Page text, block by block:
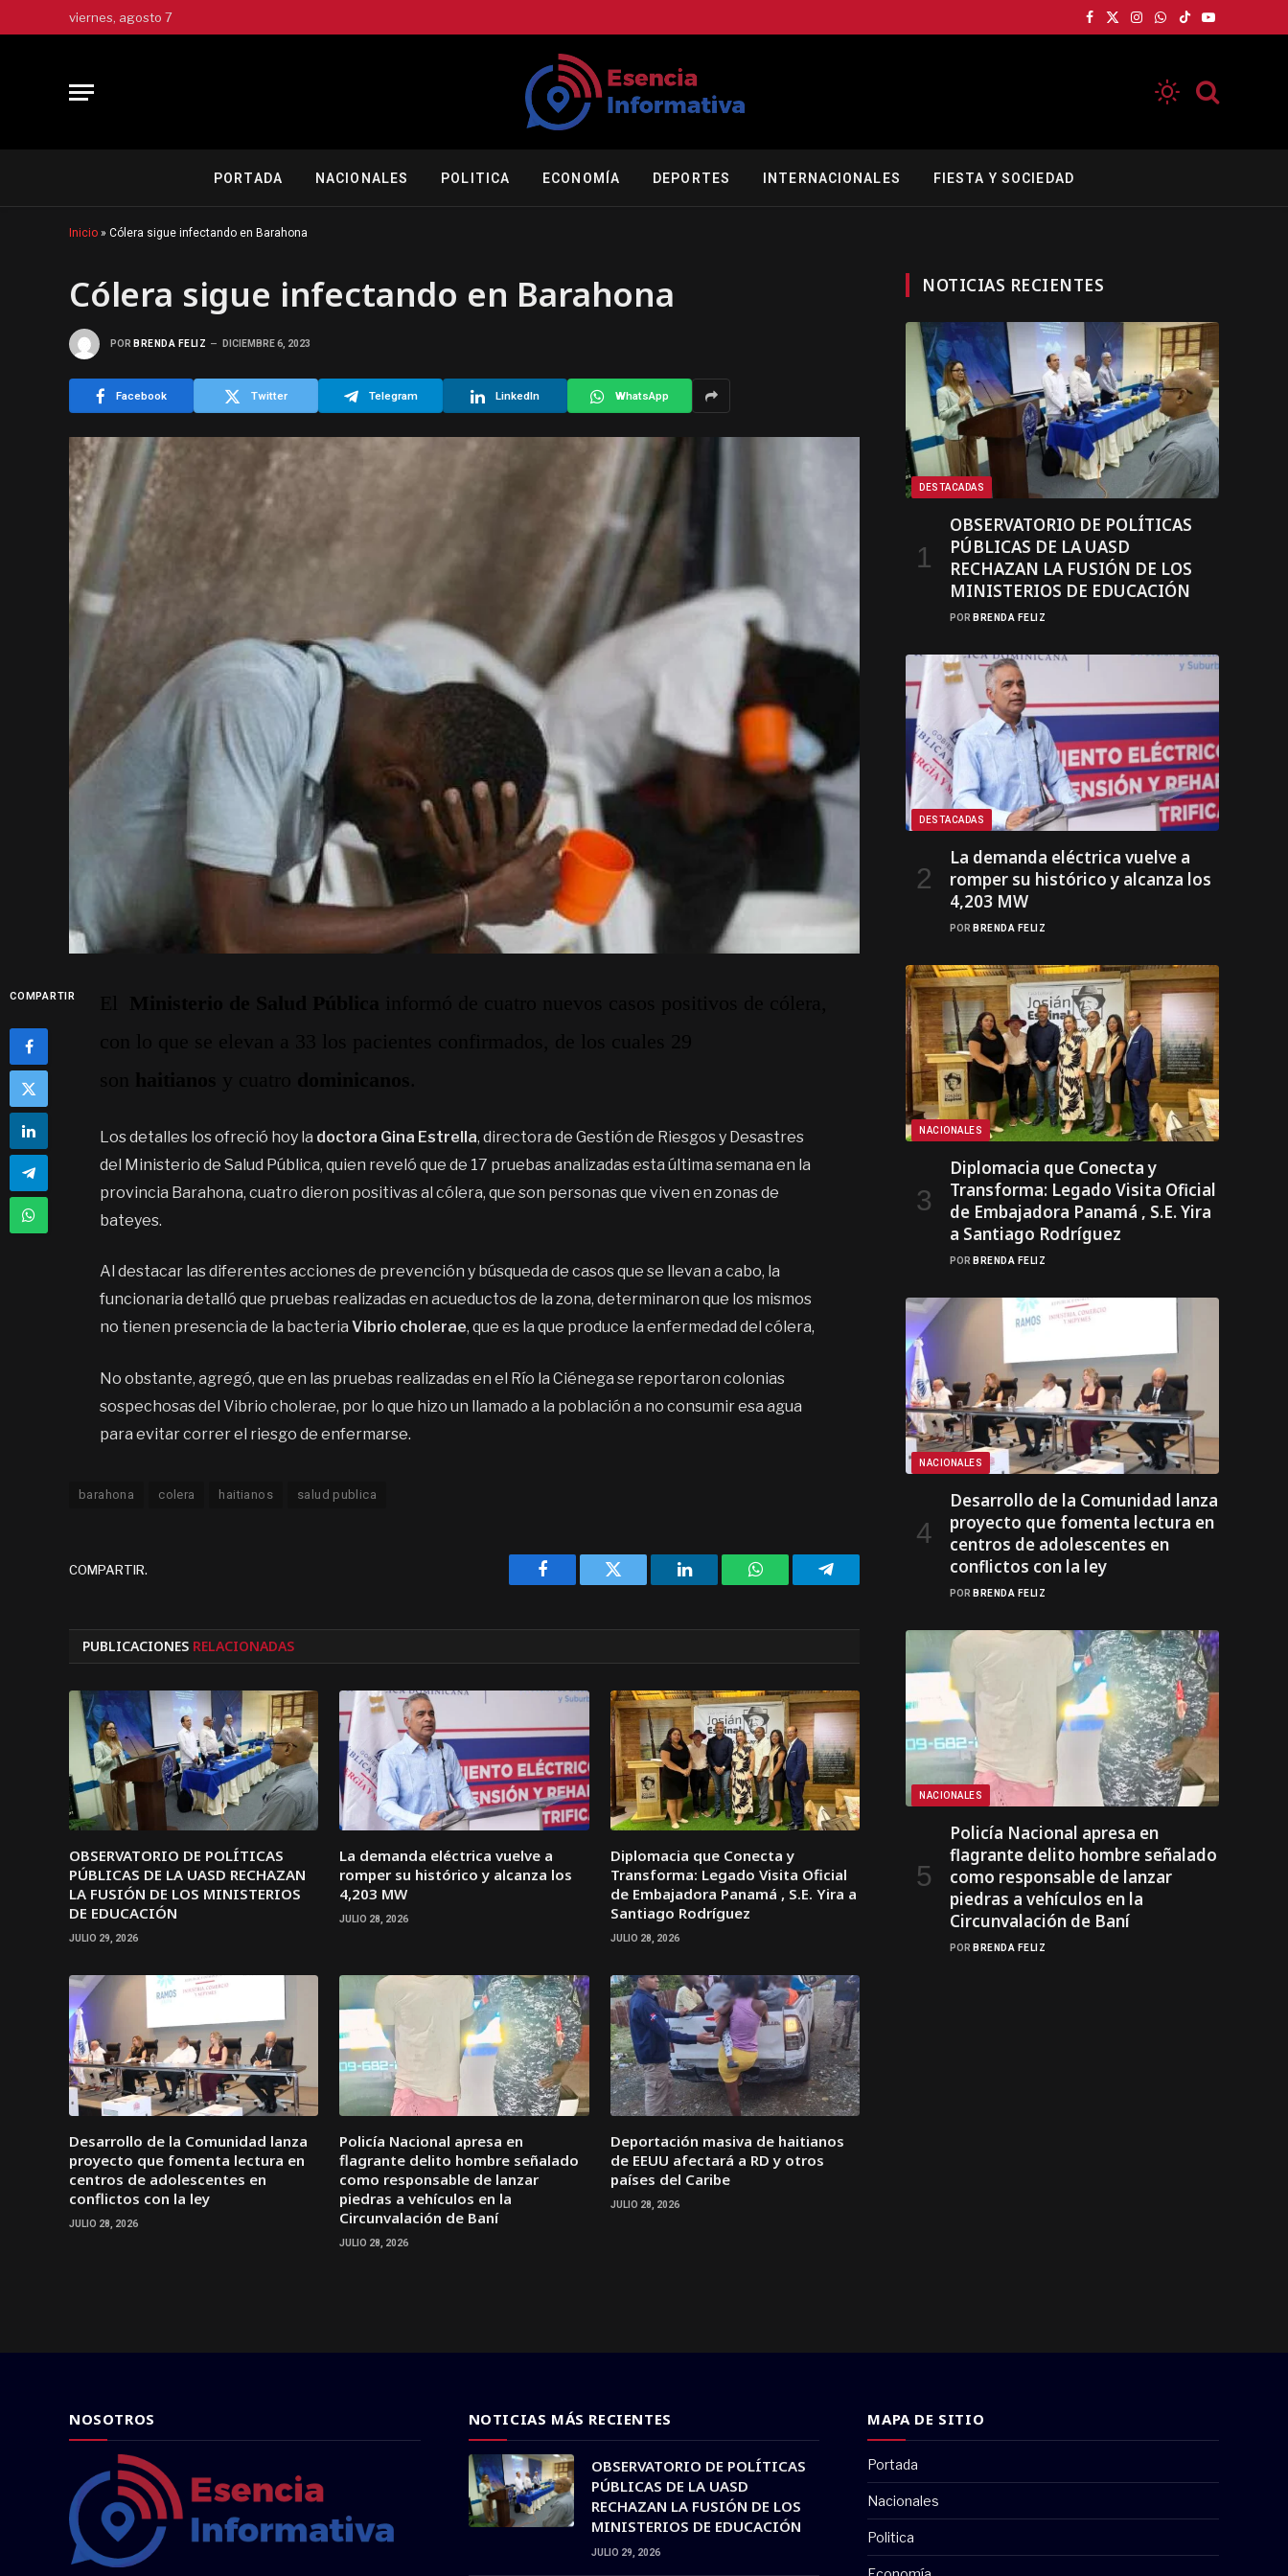
viernes, agosto 7
Facebook
X
Instagram
WhatsApp
TikTokYouTube
PORTADA NACIONALES POLITICA ECONOMÍA DEPORTES INTERNACIONALES FIESTA Y SOCIEDAD
Inicio » Cólera sigue infectando en Barahona
Cólera sigue infectando en Barahona
POR BRENDA FELIZ DICIEMBRE 6, 2023
Facebook Twitter Telegram LinkedIn WhatsApp
COMPARTIR
Los detalles los ofreció hoy la doctora Gina Estrella, directora de Gestión de Riesgos y Desastres
del Ministerio de Salud Pública, quien reveló que de 17 pruebas analizadas esta última semana en la
provincia Barahona, cuatro dieron positivas al cólera, que son personas que viven en zonas de
bateyes.
Al destacar las diferentes acciones de prevención y búsqueda de casos que se llevan a cabo, la
funcionaria detalló que pruebas realizadas en acueductos de la zona, determinaron que los mismos
no tienen presencia de la bacteriaVibrio cholerae, que es la que produce la enfermedad del cólera,
No obstante, agregó, que en las pruebas realizadas en el Río la Ciénega se reportaron colonias
sospechosas del Vibrio cholerae, por lo que hizo un llamado a la población a no consumir esa agua
para evitar correr el riesgo de enfermarse.
barahona colera haitianos salud publica
COMPARTIR.
Facebook Twitter LinkedIn WhatsAppTelegram
PUBLICACIONES RELACIONADAS
OBSERVATORIO DE POLÍTICAS
PÚBLICAS DE LA UASD RECHAZAN
LA FUSIÓN DE LOS MINISTERIOS
DE EDUCACIÓN
JULIO 29, 2026
La demanda eléctrica vuelve a
romper su histórico y alcanza los
4,203 MW
JULIO 28, 2026
Diplomacia que Conecta y
Transforma: Legado Visita Oficial
de Embajadora Panamá , S.E. Yira a
Santiago Rodríguez
JULIO 28, 2026
Desarrollo de la Comunidad lanza
proyecto que fomenta lectura en
centros de adolescentes en
conflictos con la ley
JULIO 28, 2026
Policía Nacional apresa en
flagrante delito hombre señalado
como responsable de lanzar
piedras a vehículos en la
Circunvalación de Baní
JULIO 28, 2026
Deportación masiva de haitianos
de EEUU afectará a RD y otros
países del Caribe
JULIO 28, 2026
NOTICIAS RECIENTES
DESTACADAS
OBSERVATORIO DE POLÍTICAS
PÚBLICAS DE LA UASD
RECHAZAN LA FUSIÓN DE LOS
MINISTERIOS DE EDUCACIÓN
POR BRENDA FELIZ
DESTACADAS
La demanda eléctrica vuelve a
romper su histórico y alcanza los
4,203 MW
POR BRENDA FELIZ
NACIONALES
Diplomacia que Conecta y
Transforma: Legado Visita Oficial
de Embajadora Panamá , S.E. Yira
a Santiago Rodríguez
POR BRENDA FELIZ
NACIONALES
Desarrollo de la Comunidad lanza
proyecto que fomenta lectura en
centros de adolescentes en
conflictos con la ley
POR BRENDA FELIZ
NACIONALES
Policía Nacional apresa en
flagrante delito hombre señalado
como responsable de lanzar
piedras a vehículos en la
Circunvalación de Baní
POR BRENDA FELIZ
NOSOTROS NOTICIAS MÁS RECIENTES
OBSERVATORIO DE POLÍTICAS
PÚBLICAS DE LA UASD
RECHAZAN LA FUSIÓN DE LOS
MINISTERIOS DE EDUCACIÓN
JULIO 29, 2026
MAPA DE SITIO
Portada
Nacionales
Politica